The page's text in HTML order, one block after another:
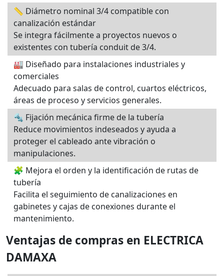
📏 Diámetro nominal 3/4 compatible con
canalización estándar
Se integra fácilmente a proyectos nuevos o
existentes con tubería conduit de 3/4.
🏭 Diseñado para instalaciones industriales y
comerciales
Adecuado para salas de control, cuartos eléctricos,
áreas de proceso y servicios generales.
🔩 Fijación mecánica firme de la tubería
Reduce movimientos indeseados y ayuda a
proteger el cableado ante vibración o
manipulaciones.
🧩 Mejora el orden y la identificación de rutas de
tubería
Facilita el seguimiento de canalizaciones en
gabinetes y cajas de conexiones durante el
mantenimiento.
Ventajas de compras en ELECTRICA
DAMAXA